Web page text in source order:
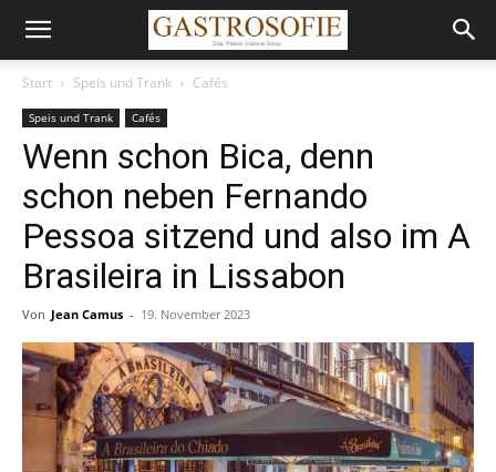
Start Speis und Trank Cafés
Speis und Trank Cafés
Wenn schon Bica, denn
schon neben Fernando
Pessoa sitzend und also im A
Brasileira in Lissabon
Von Jean Camus - 19. November 2023